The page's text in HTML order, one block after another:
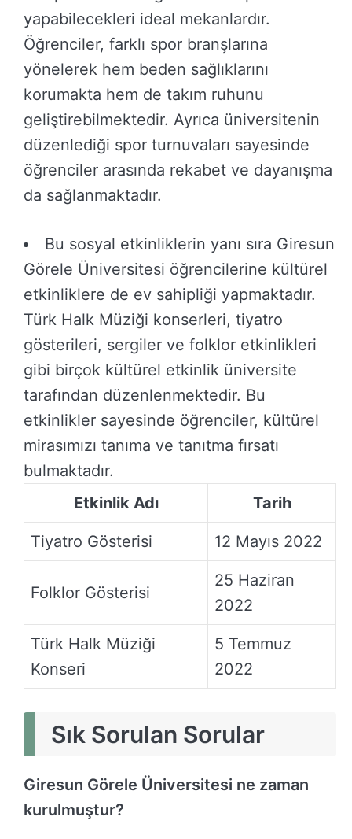
yapabilecekleri ideal mekanlardır.
Öğrenciler, farklı spor branşlarına
yönelerek hem beden sağlıklarını
korumakta hem de takım ruhunu
geliştirebilmektedir. Ayrıca üniversitenin
düzenlediği spor turnuvaları sayesinde
öğrenciler arasında rekabet ve dayanışma
da sağlanmaktadır.
Bu sosyal etkinliklerin yanı sıra Giresun
Görele Üniversitesi öğrencilerine kültürel
etkinliklere de ev sahipliği yapmaktadır.
Türk Halk Müziği konserleri, tiyatro
gösterileri, sergiler ve folklor etkinlikleri
gibi birçok kültürel etkinlik üniversite
tarafından düzenlenmektedir. Bu
etkinlikler sayesinde öğrenciler, kültürel
mirasımızı tanıma ve tanıtma fırsatı
bulmaktadır.
Etkinlik Adı
Tarih
Tiyatro Gösterisi 12 Mayıs 2022
Folklor Gösterisi
25 Haziran
2022
Türk Halk Müziği
Konseri
5 Temmuz
2022
Sık Sorulan Sorular
Giresun Görele Üniversitesi ne zaman
kurulmuştur?